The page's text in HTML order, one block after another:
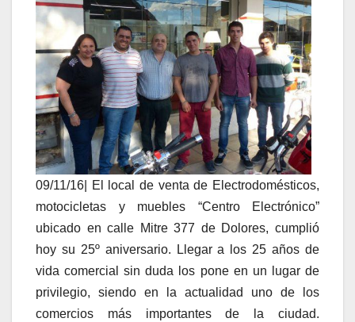
09/11/16| El local de venta de Electrodomésticos,
motocicletas y muebles “Centro Electrónico”
ubicado en calle Mitre 377 de Dolores, cumplió
hoy su 25º aniversario. Llegar a los 25 años de
vida comercial sin duda los pone en un lugar de
privilegio, siendo en la actualidad uno de los
comercios más importantes de la ciudad.